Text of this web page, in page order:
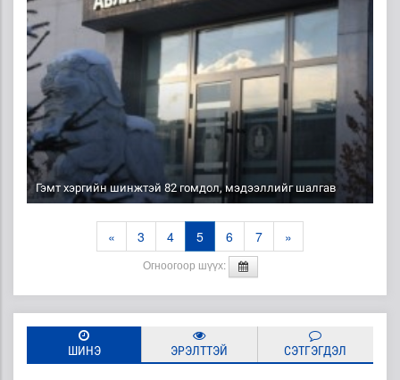
Гэмт хэргийн шинжтэй 82 гомдол, мэдээллийг шалгав
« 3 4 5 6 7 »
Огноогоор шүүх:
ШИНЭ ЭРЭЛТТЭЙ СЭТГЭГДЭЛ